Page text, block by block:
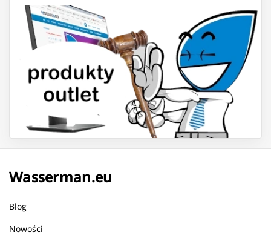
Wasserman.eu
Blog
Nowości